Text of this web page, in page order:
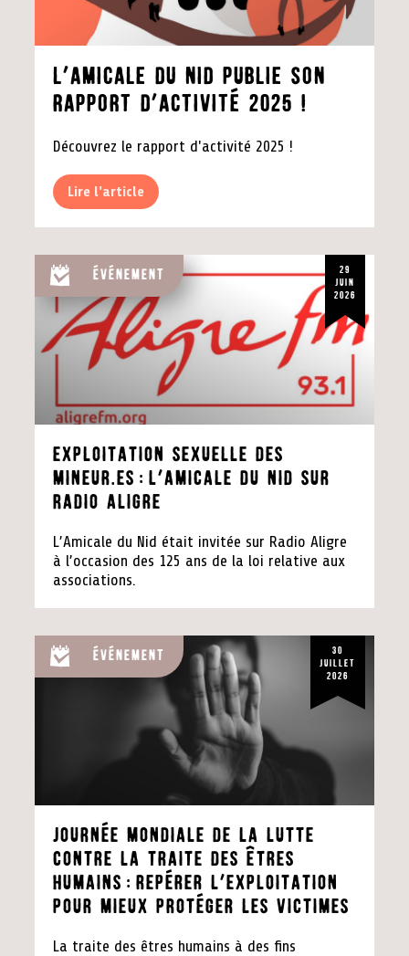
l’Amicale du Nid publie son
rapport d’activité 2025 !
Découvrez le rapport d'activité 2025 !
Lire l'article
Événement
29
juin
2026
exploitation sexuelle des
mineur.es:L’Amicale du Nid sur
Radio Aligre
L’Amicale du Nid était invitée sur Radio Aligre
à l’occasion des 125 ans de la loi relative aux
associations.
Événement
30
juillet
2026
Journée mondiale de la lutte
contre la traite des êtres
humains:repérer l’exploitation
pour mieux protéger les victimes
La traite des êtres humains à des fins